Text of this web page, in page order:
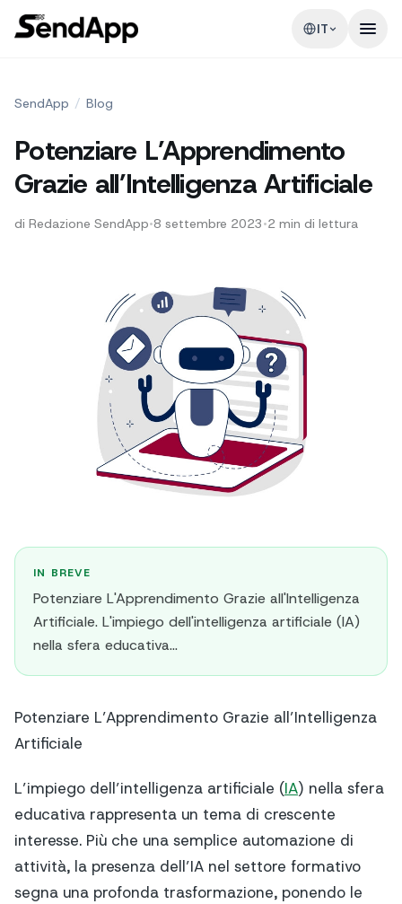
IT
SendApp / Blog
Potenziare L’Apprendimento
Grazie all’Intelligenza Artificiale
di Redazione SendApp•8 settembre 2023•2 min di lettura
IN BREVE
Potenziare L'Apprendimento Grazie all'Intelligenza
Artificiale. L'impiego dell'intelligenza artificiale (IA)
nella sfera educativa...
Potenziare L’Apprendimento Grazie all’Intelligenza
Artificiale
L’impiego dell’intelligenza artificiale (IA) nella sfera
educativa rappresenta un tema di crescente
interesse. Più che una semplice automazione di
attività, la presenza dell’IA nel settore formativo
segna una profonda trasformazione, ponendo le